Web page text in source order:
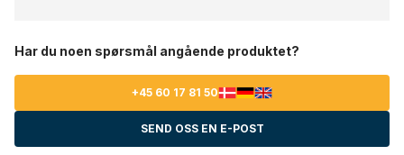
Har du noen spørsmål angående produktet?
+45 60 17 81 50
SEND OSS EN E-POST